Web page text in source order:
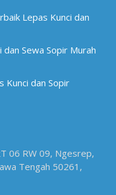
Lepas Kunci dan
Sewa Sopir Murah
Kunci dan Sopir
06 RW 09, Ngesrep,
Tengah 50261,